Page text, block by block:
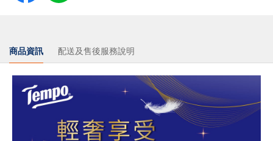
商品資訊 配送及售後服務說明